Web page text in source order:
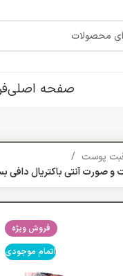
صفحه اصلی
پوست
آنتی باکتریال دافی بسته 12
فروش ویژه
اتمام موجودی